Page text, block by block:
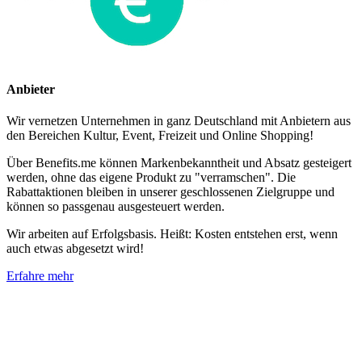
Anbieter
Wir vernetzen Unternehmen in ganz Deutschland mit Anbietern aus
den Bereichen Kultur, Event, Freizeit und Online Shopping!
Über Benefits.me können Markenbekanntheit und Absatz gesteigert
werden, ohne das eigene Produkt zu "verramschen". Die
Rabattaktionen bleiben in unserer geschlossenen Zielgruppe und
können so passgenau ausgesteuert werden.
Wir arbeiten auf Erfolgsbasis. Heißt: Kosten entstehen erst, wenn
auch etwas abgesetzt wird!
Erfahre mehr